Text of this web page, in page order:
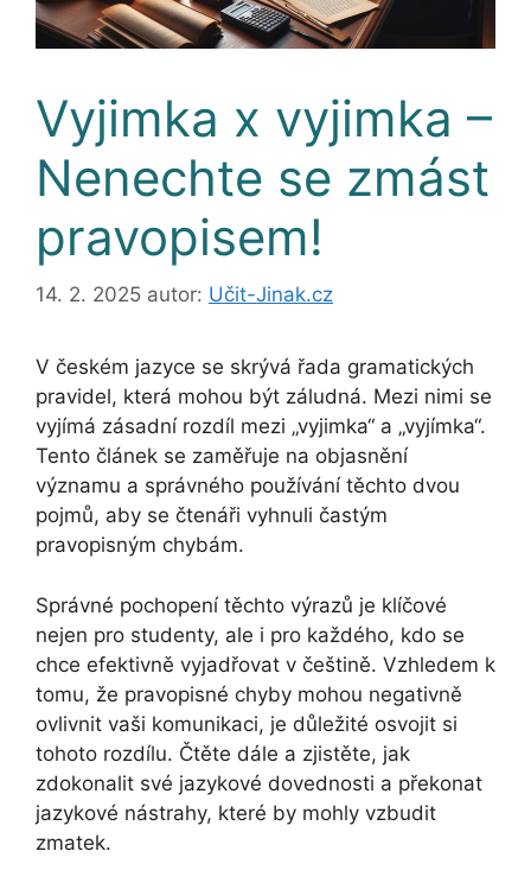
Vyjimka x vyjimka –
Nenechte se zmást
pravopisem!
14. 2. 2025 autor: Učit-Jinak.cz
V českém jazyce se skrývá řada gramatických
pravidel, která mohou být záludná. Mezi nimi se
vyjímá zásadní rozdíl mezi „vyjimka“ a „vyjímka“.
Tento článek se zaměřuje na objasnění
významu a správného používání těchto dvou
pojmů, aby se čtenáři vyhnuli častým
pravopisným chybám.
Správné pochopení těchto výrazů je klíčové
nejen pro studenty, ale i pro každého, kdo se
chce efektivně vyjadřovat v češtině. Vzhledem k
tomu, že pravopisné chyby mohou negativně
ovlivnit vaši komunikaci, je důležité osvojit si
tohoto rozdílu. Čtěte dále a zjistěte, jak
zdokonalit své jazykové dovednosti a překonat
jazykové nástrahy, které by mohly vzbudit
zmatek.